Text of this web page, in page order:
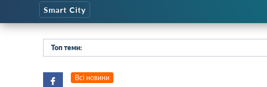
Smart City
Топ теми:
Всі новини